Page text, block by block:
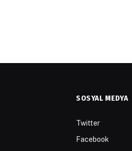
SOSYAL MEDYA
Twitter
Facebook